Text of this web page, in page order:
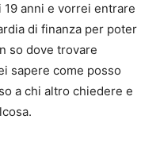
anni e vorrei entrare
di finanza per poter
so dove trovare
sapere come posso
a chi altro chiedere e